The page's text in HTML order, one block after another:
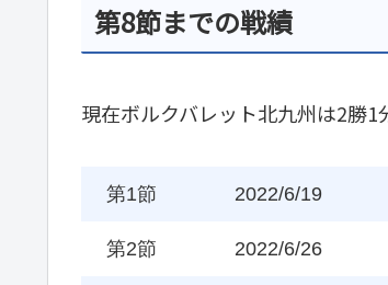
第8節までの戦績
現在ボルクバレット北九州は2勝1
第1節 2022/6/19
第2節 2022/6/26